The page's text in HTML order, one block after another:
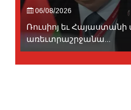
06/08/2026
Ռուսիոյ եւ Հայաստանի
առեւտրաշրջանա...